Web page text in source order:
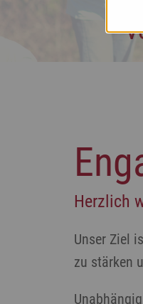
Herzlich
Unser Ziel
zu stärken